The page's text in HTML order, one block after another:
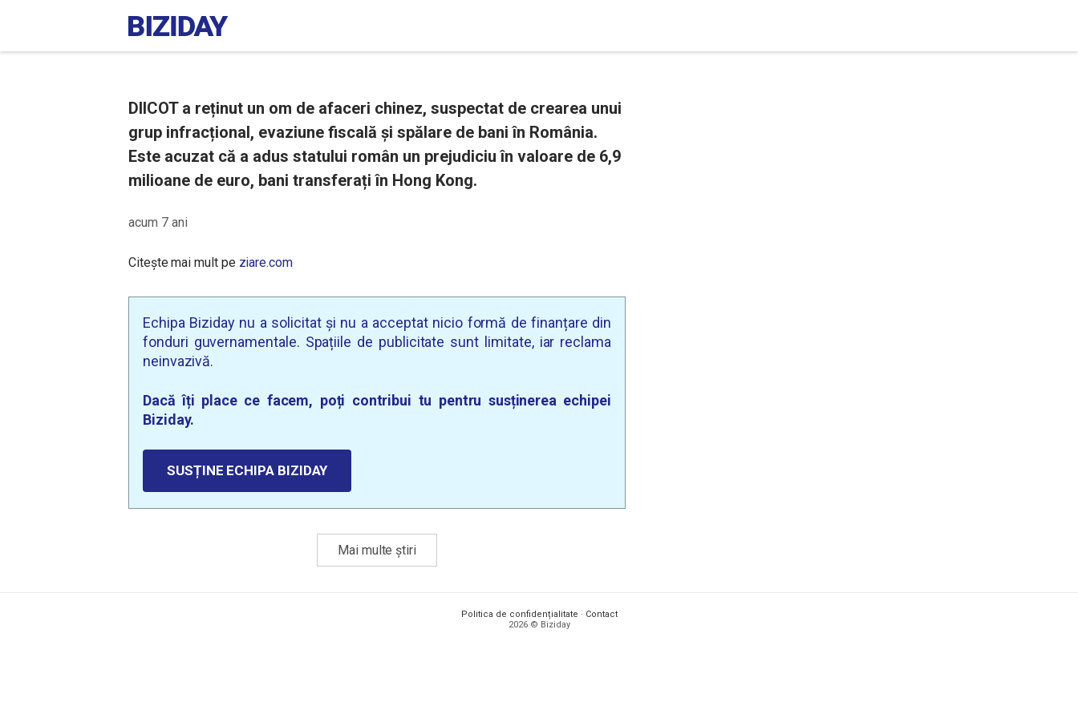
DIICOT a reținut un om de afaceri chinez, suspectat de crearea unui
grup infracțional, evaziune fiscală și spălare de bani în România.
Este acuzat că a adus statului român un prejudiciu în valoare de 6,9
milioane de euro, bani transferați în Hong Kong.
acum 7 ani
Citește mai mult pe ziare.com
Echipa Biziday nu a solicitat și nu a acceptat nicio formă de finanțare din
fonduri guvernamentale. Spațiile de publicitate sunt limitate, iar reclama
neinvazivă.
Dacă îți place ce facem, poți contribui tu pentru susținerea echipei
Biziday.
SUSȚINE ECHIPA BIZIDAY
Mai multe știri
Politica de confidențialitate · Contact
2026 © Biziday